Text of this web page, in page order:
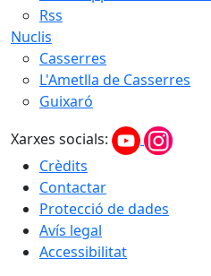
Rss
Nuclis
Casserres
L'Ametlla de Casserres
Guixaró
Xarxes socials:
Crèdits
Contactar
Protecció de dades
Avís legal
Accessibilitat